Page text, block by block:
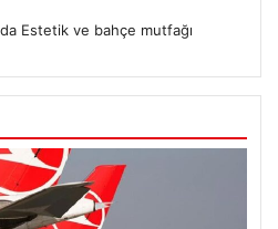
Estetik ve bahçe mutfağı